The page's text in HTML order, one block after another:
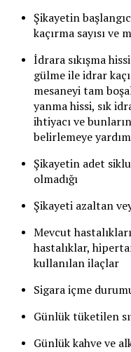
Şikayetin
kaçırma sayısı ve
İdrara sıkışma
gülme ile idrar
mesaneyi tam
yanma hissi, sık
ihtiyacı ve
belirlemeye
Şikayetin adet
olmadığı
Şikayeti azaltan
Mevcut
hastalıklar,
kullanılan ilaçlar
Sigara içme
Günlük tüketilen
Günlük kahve ve